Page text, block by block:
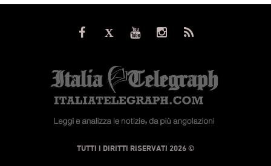
© TUTTI I DIRITTI RISERVATI 2026